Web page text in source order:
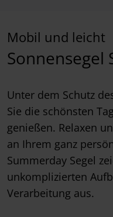
Mobil und leicht
Sonnensegel
Unter dem Schutz
Sie die schönsten
genießen. Relaxen
an Ihrem ganz
Summerday Segel
unkomplizierten
Verarbeitung aus.